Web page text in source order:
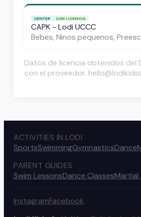
CENTER CON LICENCIA
CAPK - Lodi UCCC
Bebes, Ninos pequenos,
Datos de licencia obtenidos del
con el proveedor.
ACTIVITIES IN LODI
SportsSwimmingGymnasticsDance
PARENT GUIDES
Swim LessonsDance ClassesMartial
InstagramFacebook